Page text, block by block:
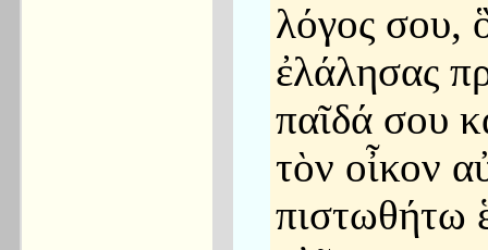
λόγος σου,
ἐλάλησας
παῖδά σου
τὸν οἶκον
πιστωθήτω